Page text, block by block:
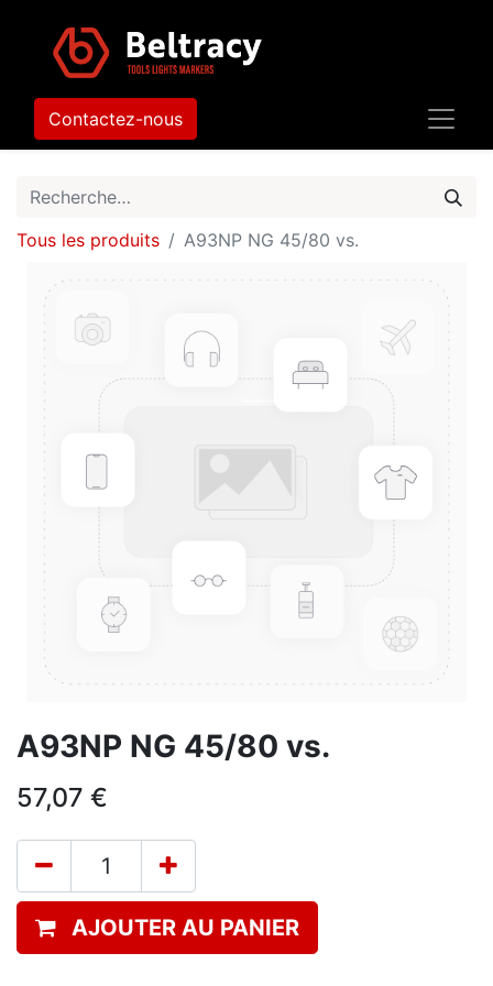
Contactez-nous
Tous les produits A93NP NG 45/80 vs.
A93NP NG 45/80 vs.
57,07 €
AJOUTER AU PANIER